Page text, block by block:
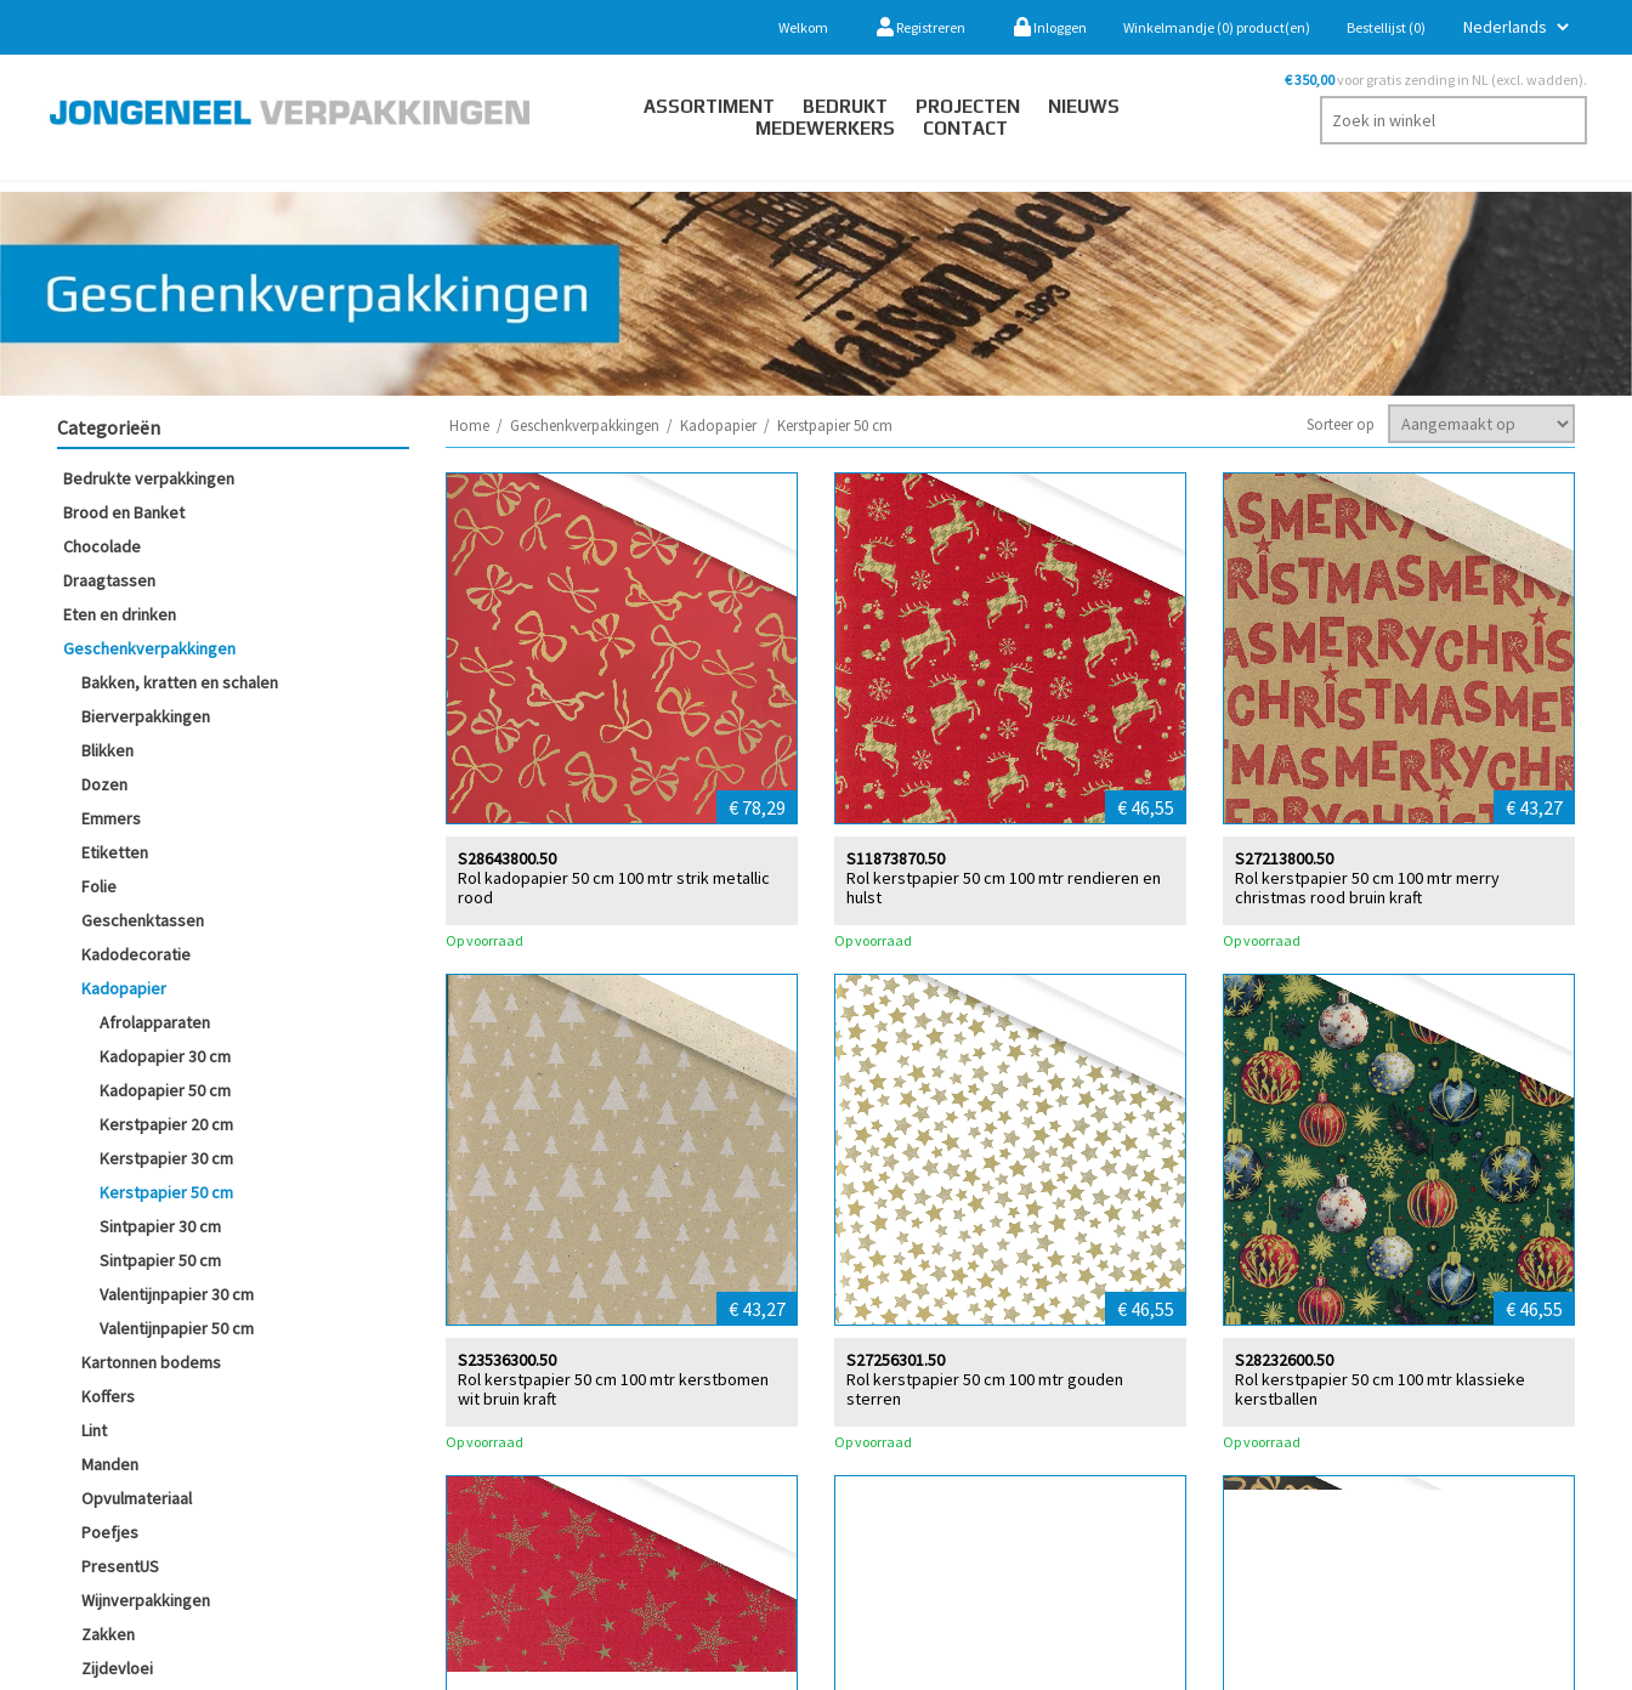
Welkom Registreren Inloggen Winkelmandje (0) product(en) Bestellijst (0)
ASSORTIMENT BEDRUKT PROJECTEN
NIEUWS
MEDEWERKERS
CONTACT
€ 350,00voor gratis zending in NL (excl. wadden).
Categorieën
Bedrukte verpakkingen
Brood en Banket
Chocolade
Draagtassen
Eten en drinken
Geschenkverpakkingen
Bakken, kratten en schalen
Bierverpakkingen
Blikken
Dozen
Emmers
Etiketten
Folie
Geschenktassen
Kadodecoratie
Kadopapier
Afrolapparaten
Kadopapier 30 cm
Kadopapier 50 cm
Kerstpapier 20 cm
Kerstpapier 30 cm
Kerstpapier 50 cm
Sintpapier 30 cm
Sintpapier 50 cm
Valentijnpapier 30 cm
Valentijnpapier 50 cm
Kartonnen bodems
Koffers
Lint
Manden
Opvulmateriaal
Poefjes
PresentUS
Wijnverpakkingen
Zakken
Zijdevloei
Home / Geschenkverpakkingen / Kadopapier / Kerstpapier 50 cm Sorteer op
€ 78,29
Rol kadopapier 50 cm 100 mtr strik metallic
rood
S28643800.50
Op voorraad
€ 46,55
Rol kerstpapier 50 cm 100 mtr rendieren en
hulst
S11873870.50
Op voorraad
€ 43,27
Rol kerstpapier 50 cm 100 mtr merry
christmas rood bruin kraft
S27213800.50
Op voorraad
€ 43,27
Rol kerstpapier 50 cm 100 mtr kerstbomen
wit bruin kraft
S23536300.50
Op voorraad
€ 46,55
Rol kerstpapier 50 cm 100 mtr gouden
sterren
S27256301.50
Op voorraad
€ 46,55
Rol kerstpapier 50 cm 100 mtr klassieke
kerstballen
S28232600.50
Op voorraad